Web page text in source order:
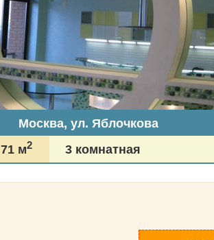
Москва, ул. Яблочкова
71 м2 3 комнатная